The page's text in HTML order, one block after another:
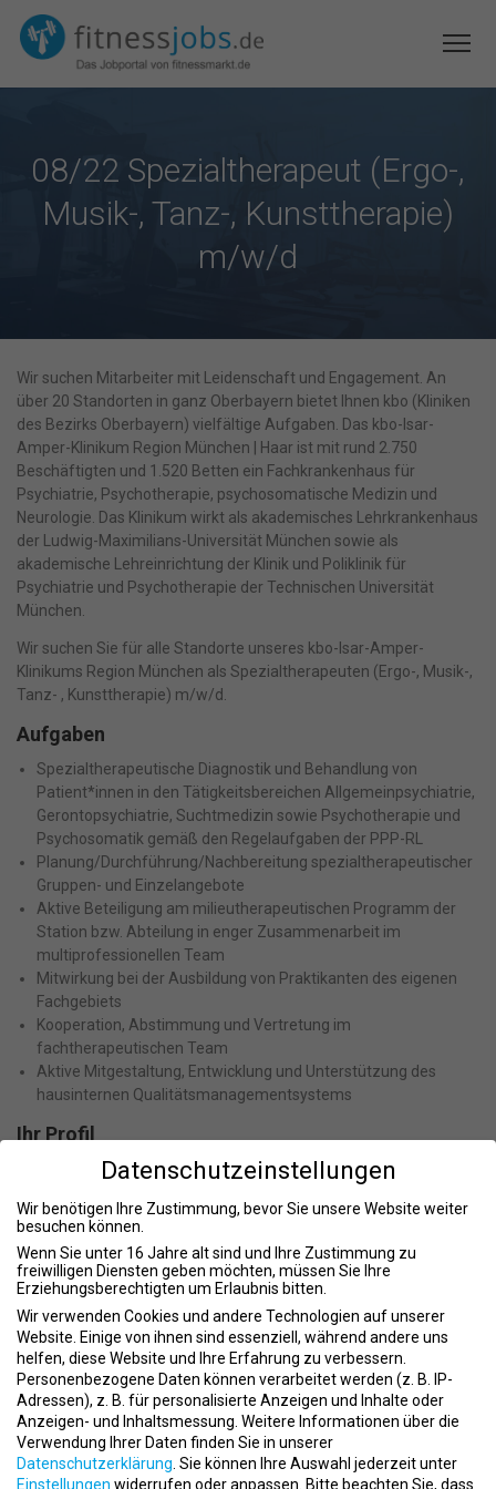
08/22 Spezialtherapeut (Ergo-,
Musik-, Tanz-, Kunsttherapie)
m/w/d
Wir suchen Mitarbeiter mit Leidenschaft und Engagement. An
über 20 Standorten in ganz Oberbayern bietet Ihnen kbo (Kliniken
des Bezirks Oberbayern) vielfältige Aufgaben. Das kbo-Isar-
Amper-Klinikum Region München | Haar ist mit rund 2.750
Beschäftigten und 1.520 Betten ein Fachkrankenhaus für
Psychiatrie, Psychotherapie, psychosomatische Medizin und
Neurologie. Das Klinikum wirkt als akademisches Lehrkrankenhaus
der Ludwig-Maximilians-Universität München sowie als
akademische Lehreinrichtung der Klinik und Poliklinik für
Psychiatrie und Psychotherapie der Technischen Universität
München.
Wir suchen Sie für alle Standorte unseres kbo-Isar-Amper-
Klinikums Region München als Spezialtherapeuten (Ergo-, Musik-,
Tanz- , Kunsttherapie) m/w/d.
Aufgaben
Spezialtherapeutische Diagnostik und Behandlung von
Patient*innen in den Tätigkeitsbereichen Allgemeinpsychiatrie,
Gerontopsychiatrie, Suchtmedizin sowie Psychotherapie und
Psychosomatik gemäß den Regelaufgaben der PPP-RL
Planung/Durchführung/Nachbereitung spezialtherapeutischer
Gruppen- und Einzelangebote
Aktive Beteiligung am milieutherapeutischen Programm der
Station bzw. Abteilung in enger Zusammenarbeit im
multiprofessionellen Team
Mitwirkung bei der Ausbildung von Praktikanten des eigenen
Fachgebiets
Kooperation, Abstimmung und Vertretung im
fachtherapeutischen Team
Aktive Mitgestaltung, Entwicklung und Unterstützung des
hausinternen Qualitätsmanagementsystems
Ihr Profil
Abgeschlossene Ausbildung als staatlich anerkannter Ergo-,
Freude an der Zugehörigkeit zum multiprofessionellen Team
Kompetenz in der Planung/Durchführung/Nachbereitung von
Gruppentherapien
Offenheit für Veränderungen, neue Methoden und Konzepte
Identifikation mit den therapeutischen Zielsetzungen der
jeweiligen Klinik
Vorerfahrungen im Umgang mit psychisch erkrankten
Menschen und mit Krankheitsbildern der Psychiatrie,
Psychosomatik und akute Krisenbehandlung erwünscht.
Wir bieten Ihnen
Datenschutzeinstellungen
Wir benötigen Ihre Zustimmung, bevor Sie unsere Website weiter
besuchen können.
Wenn Sie unter 16 Jahre alt sind und Ihre Zustimmung zu
freiwilligen Diensten geben möchten, müssen Sie Ihre
Erziehungsberechtigten um Erlaubnis bitten.
Wir verwenden Cookies und andere Technologien auf unserer
Website. Einige von ihnen sind essenziell, während andere uns
helfen, diese Website und Ihre Erfahrung zu verbessern.
Personenbezogene Daten können verarbeitet werden (z. B. IP-
Adressen), z. B. für personalisierte Anzeigen und Inhalte oder
Anzeigen- und Inhaltsmessung. Weitere Informationen über die
Verwendung Ihrer Daten finden Sie in unserer
Datenschutzerklärung. Sie können Ihre Auswahl jederzeit unter
Einstellungen widerrufen oder anpassen. Bitte beachten Sie, dass